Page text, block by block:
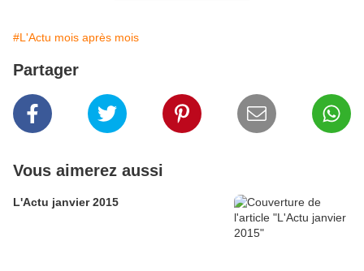
#L'Actu mois après mois
Partager
Vous aimerez aussi
L'Actu janvier 2015